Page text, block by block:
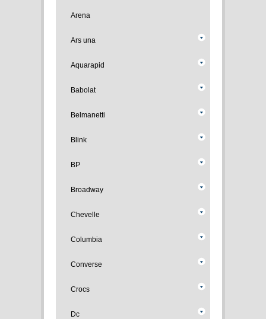
Arena
Ars una
Aquarapid
Babolat
Belmanetti
Blink
BP
Broadway
Chevelle
Columbia
Converse
Crocs
Dc